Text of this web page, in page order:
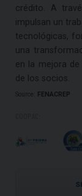
crédito. A
impulsan un
tecnológicas,
una
en la mejora
de los socios.
Source: FENACREP